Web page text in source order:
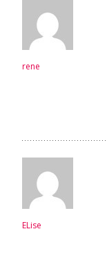
rene
ELise